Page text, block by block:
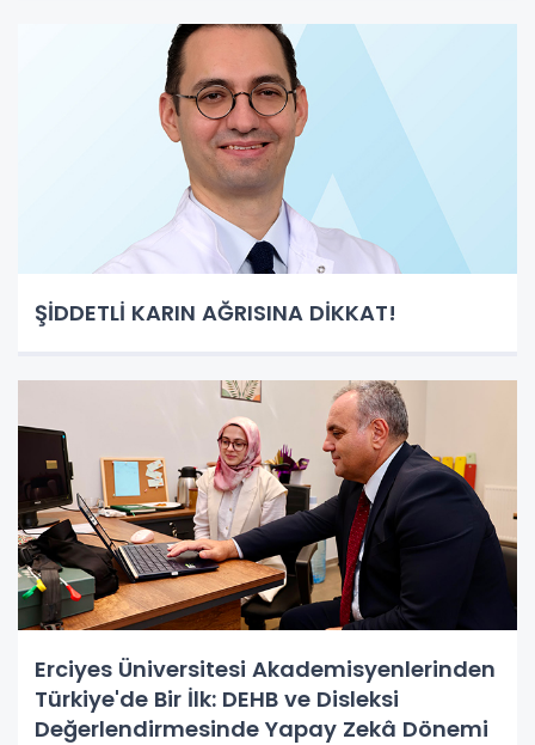
ŞİDDETLİ KARIN AĞRISINA DİKKAT!
Erciyes Üniversitesi Akademisyenlerinden
Türkiye'de Bir İlk: DEHB ve Disleksi
Değerlendirmesinde Yapay Zekâ Dönemi